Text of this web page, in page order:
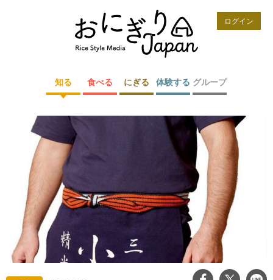
ログイン
知る 食べる にぎる 体験する グループ